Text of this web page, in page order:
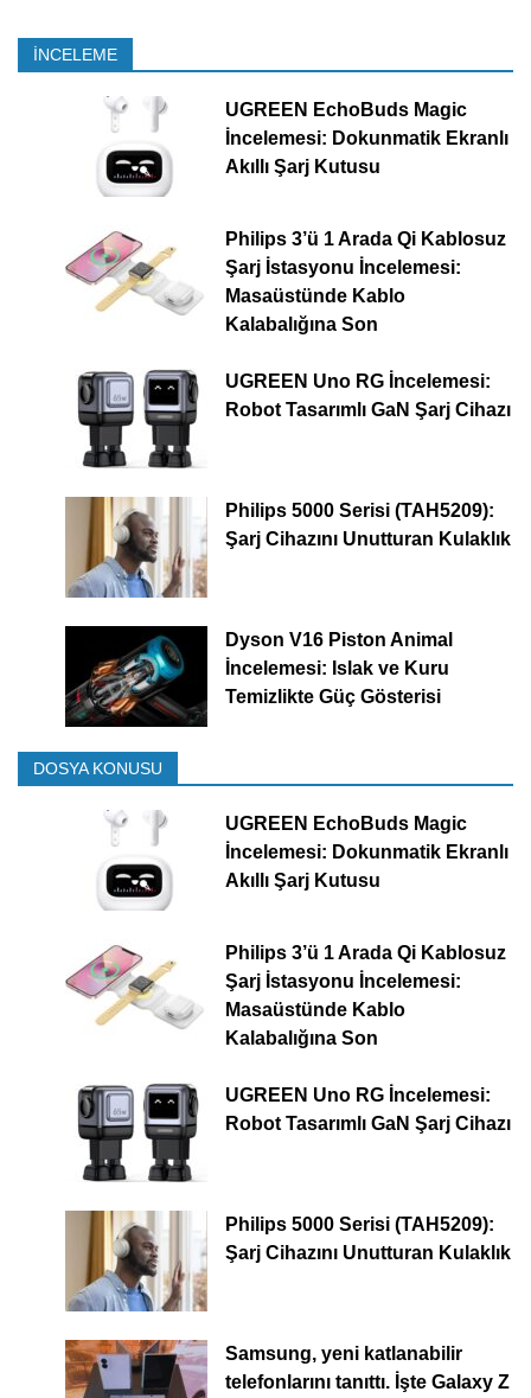
İNCELEME
UGREEN EchoBuds Magic
İncelemesi: Dokunmatik Ekranlı
Akıllı Şarj Kutusu
Philips 3’ü 1 Arada Qi Kablosuz
Şarj İstasyonu İncelemesi:
Masaüstünde Kablo
Kalabalığına Son
UGREEN Uno RG İncelemesi:
Robot Tasarımlı GaN Şarj Cihazı
Philips 5000 Serisi (TAH5209):
Şarj Cihazını Unutturan Kulaklık
Dyson V16 Piston Animal
İncelemesi: Islak ve Kuru
Temizlikte Güç Gösterisi
DOSYA KONUSU
UGREEN EchoBuds Magic
İncelemesi: Dokunmatik Ekranlı
Akıllı Şarj Kutusu
Philips 3’ü 1 Arada Qi Kablosuz
Şarj İstasyonu İncelemesi:
Masaüstünde Kablo
Kalabalığına Son
UGREEN Uno RG İncelemesi:
Robot Tasarımlı GaN Şarj Cihazı
Philips 5000 Serisi (TAH5209):
Şarj Cihazını Unutturan Kulaklık
Samsung, yeni katlanabilir
telefonlarını tanıttı. İşte Galaxy Z